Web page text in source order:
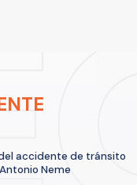
accidente de tránsito
Neme